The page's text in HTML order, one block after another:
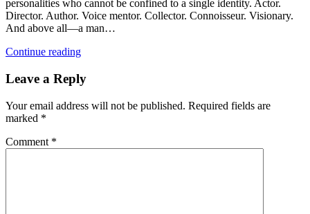
personalities who cannot be confined to a single identity. Actor.
Director. Author. Voice mentor. Collector. Connoisseur. Visionary.
And above all—a man…
Continue reading
Leave a Reply
Your email address will not be published. Required fields are
marked *
Comment *